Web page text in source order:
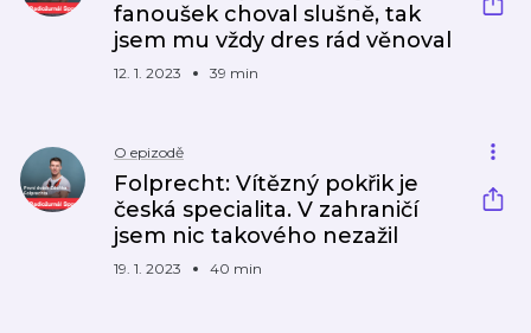
fanoušek choval slušně, tak
jsem mu vždy dres rád věnoval
12. 1. 2023 39 min
O epizodě
Folprecht: Vítězný pokřik je
česká specialita. V zahraničí
jsem nic takového nezažil
19. 1. 2023 40 min